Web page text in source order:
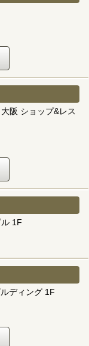
阪 ショップ&レス
1F
ディング 1F